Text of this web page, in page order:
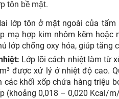
tôn bề mặt.
lớp tôn ở mặt ngoài của
mạ hợp kim nhôm kẽm
lớp chống oxy hóa, giúp tăng
Lớp lõi cách nhiệt làm từ
được xử lý ở nhiệt độ cao.
các khối xốp chứa hàng triệu
(khoảng 0,018 – 0,020 Kcal/